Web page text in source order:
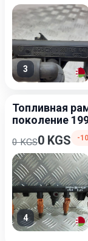
3
Топливная
поколение
0 KGS0 KGS -
4